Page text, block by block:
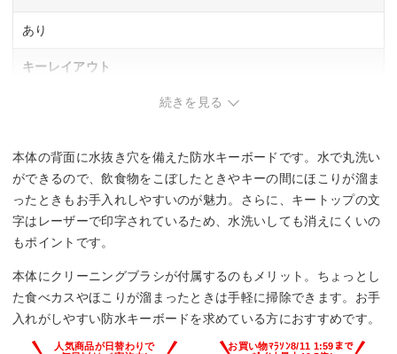
あり
キーレイアウト
メンブレン
ー
サイズ
445x21x151 mm
続きを見る
本体の背面に水抜き穴を備えた防水キーボードです。水で丸洗い
ができるので、飲食物をこぼしたときやキーの間にほこりが溜ま
ったときもお手入れしやすいのが魅力。さらに、キートップの文
字はレーザーで印字されているため、水洗いしても消えにくいの
もポイントです。
本体にクリーニングブラシが付属するのもメリット。ちょっとし
た食べカスやほこりが溜まったときは手軽に掃除できます。お手
入れがしやすい防水キーボードを求めている方におすすめです。